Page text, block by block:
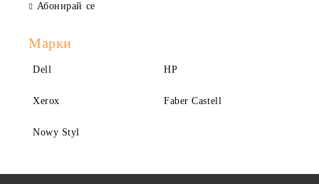
Абонирай се
Марки
Dell HP
Xerox Faber Castell
Nowy Styl